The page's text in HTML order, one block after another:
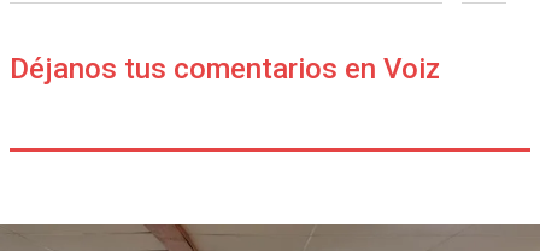
Déjanos tus comentarios en Voiz